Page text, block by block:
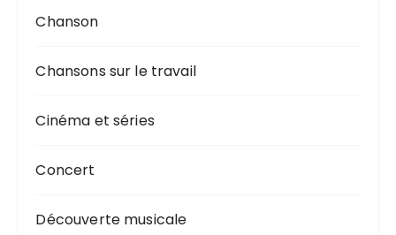
Chanson
Chansons sur le travail
Cinéma et séries
Concert
Découverte musicale